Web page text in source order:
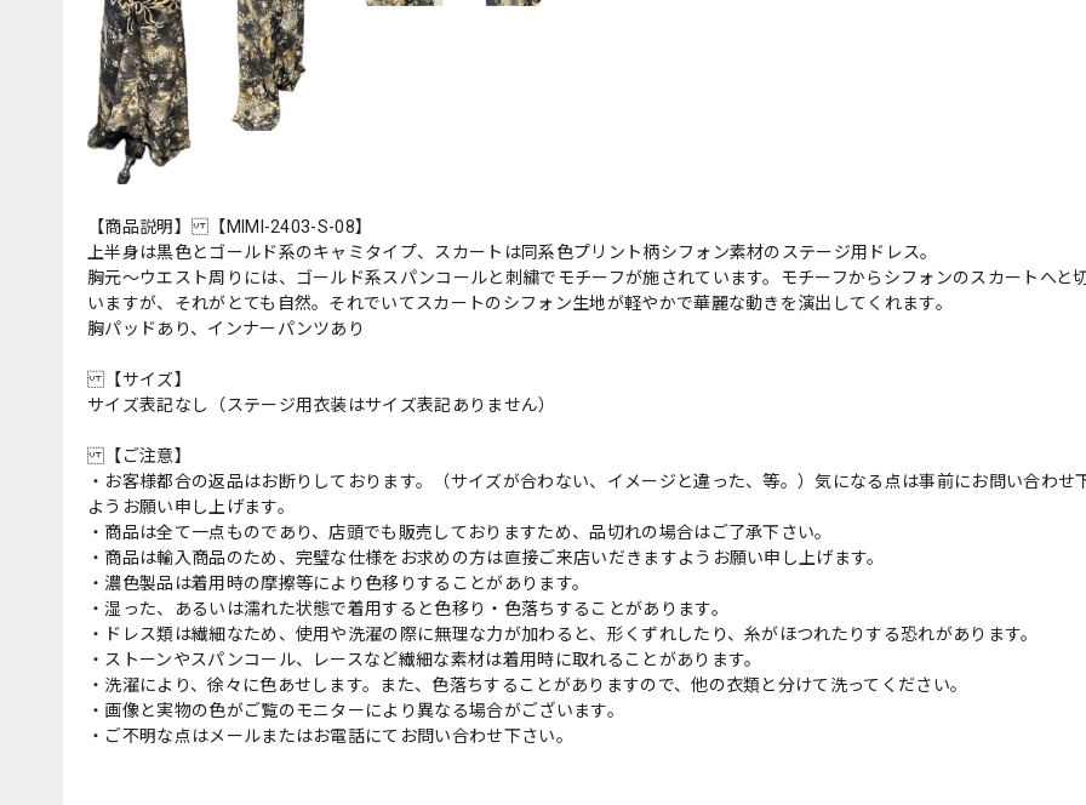
【商品説明】 【MIMI-2403-S-08】
上半身は黒色とゴールド系のキャミタイプ、スカートは同系色プリント柄シフォン素材のステージ用ドレス。
胸元〜ウエスト周りには、ゴールド系スパンコールと刺繍でモチーフが施されています。モチーフからシフォンのスカートへと
いますが、それがとても自然。それでいてスカートのシフォン生地が軽やかで華麗な動きを演出してくれます。
胸パッドあり、インナーパンツあり
【サイズ】
サイズ表記なし（ステージ用衣装はサイズ表記ありません）
【ご注意】
・お客様都合の返品はお断りしております。（サイズが合わない、イメージと違った、等。）気になる点は事前にお問い合わせ
ようお願い申し上げます。
・商品は全て一点ものであり、店頭でも販売しておりますため、品切れの場合はご了承下さい。
・商品は輸入商品のため、完璧な仕様をお求めの方は直接ご来店いだきますようお願い申し上げます。
・濃色製品は着用時の摩擦等により色移りすることがあります。
・湿った、あるいは濡れた状態で着用すると色移り・色落ちすることがあります。
・ドレス類は繊細なため、使用や洗濯の際に無理な力が加わると、形くずれしたり、糸がほつれたりする恐れがあります。
・ストーンやスパンコール、レースなど繊細な素材は着用時に取れることがあります。
・洗濯により、徐々に色あせします。また、色落ちすることがありますので、他の衣類と分けて洗ってください。
・画像と実物の色がご覧のモニターにより異なる場合がございます。
・ご不明な点はメールまたはお電話にてお問い合わせ下さい。